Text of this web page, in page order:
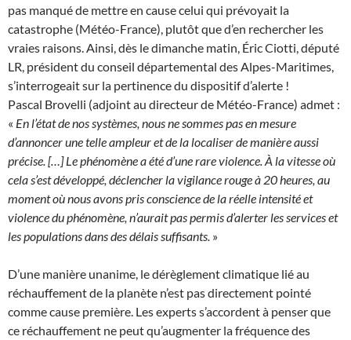
pas manqué de mettre en cause celui qui prévoyait la
catastrophe (Météo-France), plutôt que d’en rechercher les
vraies raisons. Ainsi, dès le dimanche matin, Éric Ciotti, député
LR, président du conseil départemental des Alpes-Maritimes,
s’interrogeait sur la pertinence du dispositif d’alerte !
Pascal Brovelli (adjoint au directeur de Météo-France) admet :
« En l’état de nos systèmes, nous ne sommes pas en mesure
d’annoncer une telle ampleur et de la localiser de manière aussi
précise. […] Le phénomène a été d’une rare violence. À la vitesse où
cela s’est développé, déclencher la vigilance rouge à 20 heures, au
moment où nous avons pris conscience de la réelle intensité et
violence du phénomène, n’aurait pas permis d’alerter les services et
les populations dans des délais suffisants. »
D’une manière unanime, le dérèglement climatique lié au
réchauffement de la planète n’est pas directement pointé
comme cause première. Les experts s’accordent à penser que
ce réchauffement ne peut qu’augmenter la fréquence des